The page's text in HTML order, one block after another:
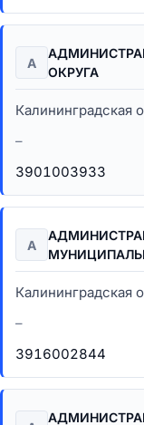
А
ОКРУГА
Калининградская
–
3901003933
А
Калининградская
–
3916002844